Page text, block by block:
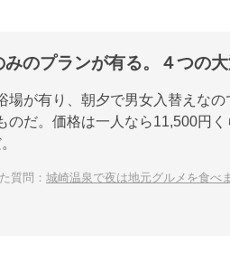
のプランが有る。４つの
場が有り、朝夕で男女入替えな
のだ。価格は一人なら11,500円
質問： 城崎温泉で夜は地元グルメを食べ